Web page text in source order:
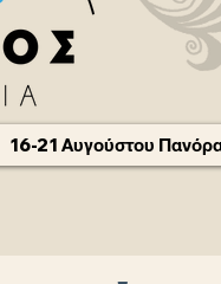
16-21 Αυγούστου